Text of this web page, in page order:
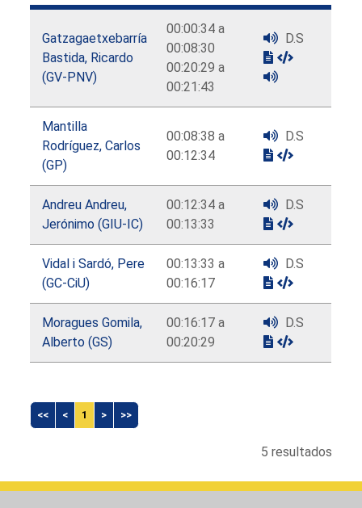
Gatzagaetxebarría
Bastida, Ricardo
(GV-PNV)
00:00:34 a
00:08:30
00:20:29 a
00:21:43
D.S
Mantilla
Rodríguez, Carlos
(GP)
00:08:38 a
00:12:34
D.S
Andreu Andreu,
Jerónimo (GIU-IC)
00:12:34 a
00:13:33
D.S
Vidal i Sardó, Pere
(GC-CiU)
00:13:33 a
00:16:17
D.S
Moragues Gomila,
Alberto (GS)
00:16:17 a
00:20:29
D.S
<< < 1 > >>
5 resultados